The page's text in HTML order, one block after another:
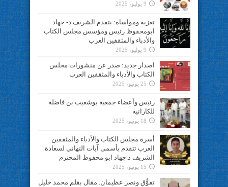
9 يوليو، 2025
تعزية ومواساة: يتقدم الشريف د- جهاد
ابومحفوظ رئيس ومؤسس مجلس الكتاب
والأدباء والمثقفين العرب
9 يوليو، 2025
اصدار جديد: صدر عن منشورات مجلس
الكتاب والأدباء والمثقفين العرب
25 يونيو، 2025
رئيس وأعضاء جمعية بوشعيب بن فاضلة
للكاراتيه
18 يونيو، 2025
أسرة مجلس الكتاب والأدباء والمثقفين
العرب تتقدم بأسمى آيات التهاني لسعادة
الشريف د.جهاد ابو محفوظ المحترم
15 يونيو، 2025
تفوُّق ونصر عظيمان..مقال بقلم محمد خليل